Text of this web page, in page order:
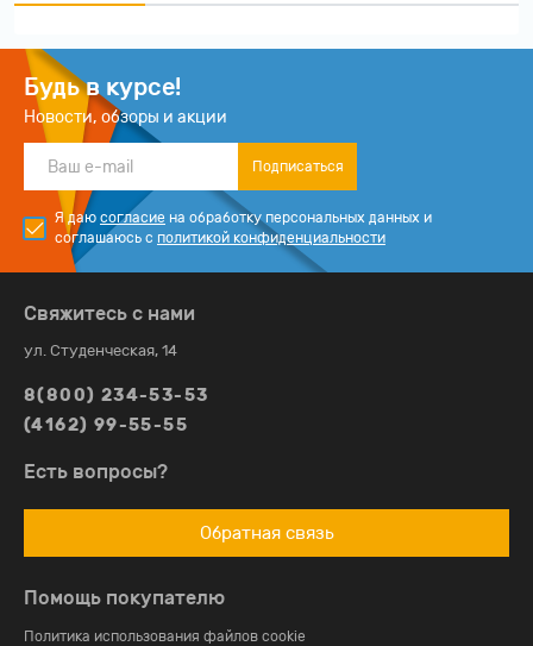
Будь в курсе!
Новости, обзоры и акции
Подписаться
Я даю согласие на обработку персональных данных и
соглашаюсь с политикой конфиденциальности
Помощь покупателю
Политика использования файлов cookie
Свяжитесь с нами
ул. Студенческая, 14
8(800) 234-53-53
(4162) 99-55-55
Есть вопросы?
Обратная связь